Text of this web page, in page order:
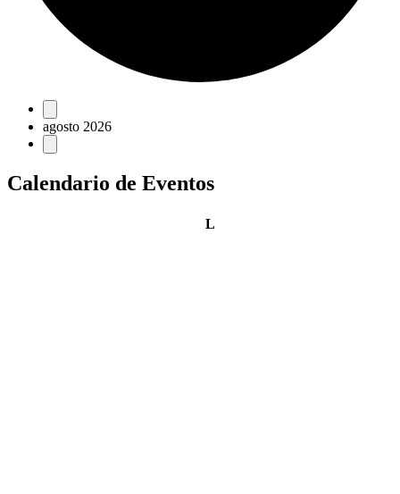
Eventos
agosto 2026
Calendario de Eventos
Llunes